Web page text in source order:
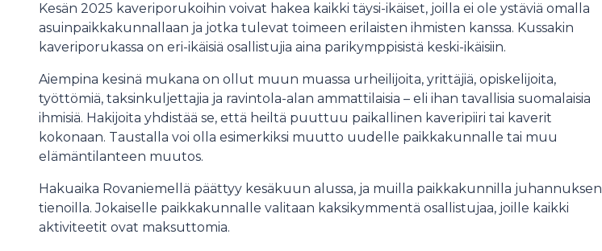
Kesän 2025 kaveriporukoihin voivat hakea kaikki täysi-ikäiset, joilla ei ole ystäviä omalla
asuinpaikkakunnallaan ja jotka tulevat toimeen erilaisten ihmisten kanssa. Kussakin
kaveriporukassa on eri-ikäisiä osallistujia aina parikymppisistä keski-ikäisiin.
Aiempina kesinä mukana on ollut muun muassa urheilijoita, yrittäjiä, opiskelijoita,
työttömiä, taksinkuljettajia ja ravintola-alan ammattilaisia – eli ihan tavallisia suomalaisia
ihmisiä. Hakijoita yhdistää se, että heiltä puuttuu paikallinen kaveripiiri tai kaverit
kokonaan. Taustalla voi olla esimerkiksi muutto uudelle paikkakunnalle tai muu
elämäntilanteen muutos.
Hakuaika Rovaniemellä päättyy kesäkuun alussa, ja muilla paikkakunnilla juhannuksen
tienoilla. Jokaiselle paikkakunnalle valitaan kaksikymmentä osallistujaa, joille kaikki
aktiviteetit ovat maksuttomia.